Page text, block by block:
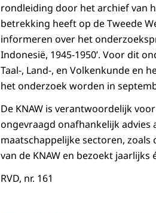
rondleiding door het archief van
betrekking heeft op de Tweede
informeren over het
Indonesië, 1945-1950’. Voor dit
Taal-, Land-, en Volkenkunde en
het onderzoek worden in
De KNAW is verantwoordelijk
ongevraagd onafhankelijk advies
maatschappelijke sectoren,
van de KNAW en bezoekt
RVD, nr. 161